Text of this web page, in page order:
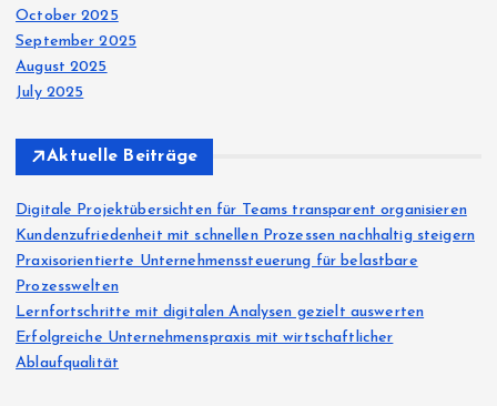
October 2025
September 2025
August 2025
July 2025
Aktuelle Beiträge
Digitale Projektübersichten für Teams transparent organisieren
Kundenzufriedenheit mit schnellen Prozessen nachhaltig steigern
Praxisorientierte Unternehmenssteuerung für belastbare
Prozesswelten
Lernfortschritte mit digitalen Analysen gezielt auswerten
Erfolgreiche Unternehmenspraxis mit wirtschaftlicher
Ablaufqualität